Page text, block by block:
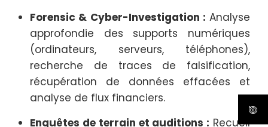
Forensic & Cyber-Investigation : Analyse
approfondie des supports numériques
(ordinateurs, serveurs, téléphones),
recherche de traces de falsification,
récupération de données effacées et
analyse de flux financiers.
Enquêtes de terrain et auditions : Recueil